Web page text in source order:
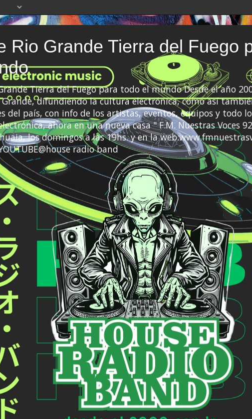
Rio Grande Tierra del Fuego
Tierra del Fuego para todo el mundo Desde el año
Grande, difundiendo la cultura electrónica, como así
del país, con info de los artistas, eventos, equipos y todo
ahora en una nueva casa " F.M. Nuestras Voces
los domingos a las 19hs. y en la
radio band